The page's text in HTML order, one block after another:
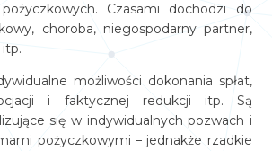
Czasami dochodzi do
choroba, niegospodarny partner,
możliwości dokonania spłat,
i faktycznej redukcji itp. Są
się w indywidualnych pozwach i
pożyczkowymi – jednakże rzadkie